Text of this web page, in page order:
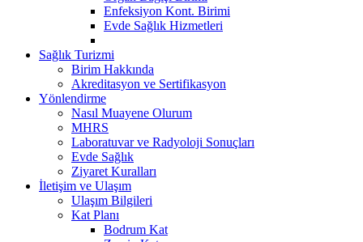
Enfeksiyon Kont. Birimi
Evde Sağlık Hizmetleri
Sağlık Turizmi
Birim Hakkında
Akreditasyon ve Sertifikasyon
Yönlendirme
Nasıl Muayene Olurum
MHRS
Laboratuvar ve Radyoloji Sonuçları
Evde Sağlık
Ziyaret Kuralları
İletişim ve Ulaşım
Ulaşım Bilgileri
Kat Planı
Bodrum Kat